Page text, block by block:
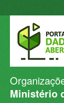
Conjuntos de
Organizações
Ministério